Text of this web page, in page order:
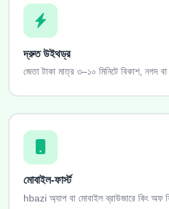
দ্রুত উইথড্র
জেতা টাকা মাত্র ৩–১০ মিনিটে বিকাশ, নগদ
মোবাইল-ফার্স্ট
hbazi অ্যাপ বা মোবাইল ব্রাউজারে কিং অফ